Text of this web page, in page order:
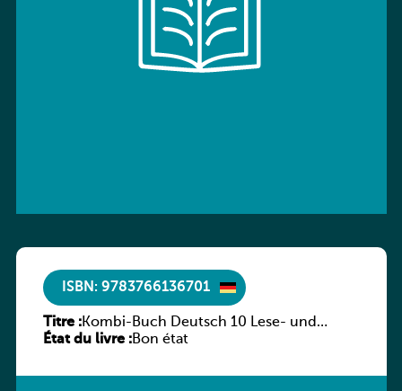
ISBN: 9783766136701
Titre :Kombi-Buch Deutsch 10 Lese- und
Sprachbuch
État du livre :Bon état